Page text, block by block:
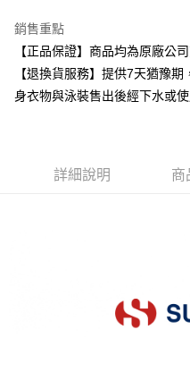
每筆NT$80，滿NT$599(含以上
7-11取貨付款
每筆NT$80，滿NT$599(含以
銷售重點
【正品保證】商品均為原廠公
【退換貨服務】提供7天猶豫
身衣物與泳裝售出後經下水或
詳細說明 商